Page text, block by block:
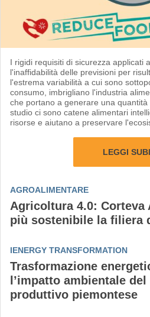
I rigidi requisiti di sicurezza applicati
l'inaffidabilità delle previsioni per
l'estrema variabilità a cui sono
consumo, imbrigliano l'industria
che portano a generare una
studio ci sono catene alimentari
risorse e aiutano a preservare
LEGGI
AGROALIMENTARE
Agricoltura 4.0: Corteva
più sostenibile la filiera
IENERGY TRANSFORMATION
Trasformazione
l’impatto ambientale
produttivo piemontese